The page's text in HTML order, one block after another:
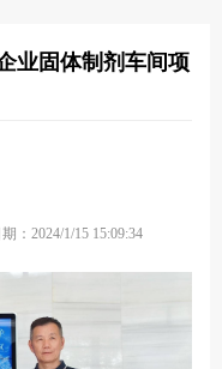
业固体制剂车间项
期：2024/1/15 15:09:34